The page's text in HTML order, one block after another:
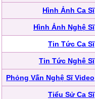
Hình Ảnh Ca Sĩ
Hình Ảnh Nghệ Sĩ
Tin Tức Ca Sĩ
Tin Tức Nghệ Sĩ
Phỏng Vấn Nghệ Sĩ Video
Tiểu Sử Ca Sĩ